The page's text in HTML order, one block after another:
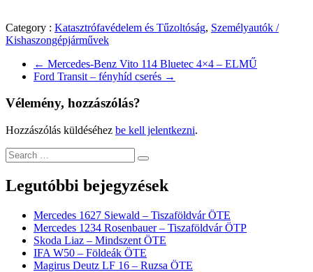
Category : Katasztrófavédelem és Tűzoltóság, Személyautók /
Kishaszongépjárművek
← Mercedes-Benz Vito 114 Bluetec 4×4 – ELMŰ
Ford Transit – fényhíd cserés →
Vélemény, hozzászólás?
Hozzászólás küldéséhez be kell jelentkezni.
Legutóbbi bejegyzések
Mercedes 1627 Siewald – Tiszaföldvár ÖTE
Mercedes 1234 Rosenbauer – Tiszaföldvár ÖTP
Skoda Liaz – Mindszent ÖTE
IFA W50 – Földeák ÖTE
Magirus Deutz LF 16 – Ruzsa ÖTE